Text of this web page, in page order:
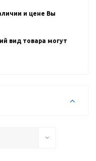
и цене Вы
вид товара могут